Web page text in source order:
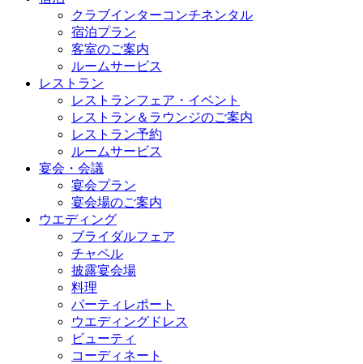
クラブインターコンチネンタル
宿泊プラン
客室のご案内
ルームサービス
レストラン
レストランフェア・イベント
レストラン＆ラウンジのご案内
レストラン予約
ルームサービス
宴会・会議
宴会プラン
宴会場のご案内
ウエディング
ブライダルフェア
チャペル
披露宴会場
料理
パーティレポート
ウエディングドレス
ビューティ
コーディネート